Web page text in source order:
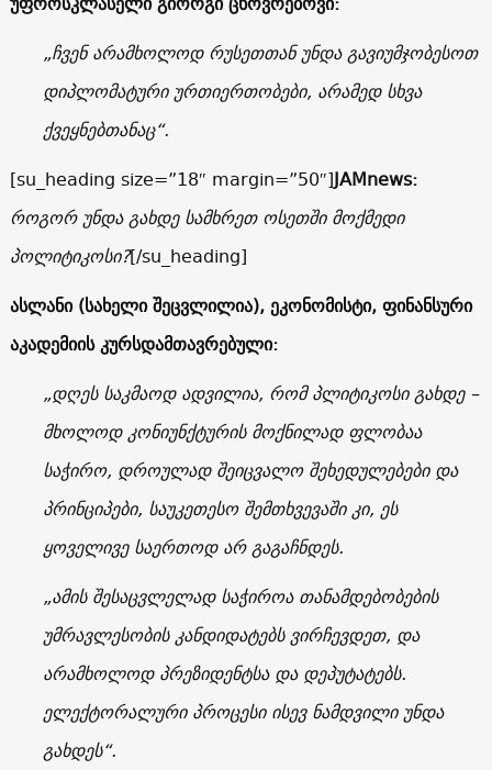
„ჩვენ არამხოლოდ რუსეთთან უნდა გავიუმჯობესოთ
დიპლომატური ურთიერთობები, არამედ სხვა
ქვეყნებთანაც“.
[su_heading size=”18″ margin=”50″]JAMnews:
როგორ უნდა გახდე სამხრეთ ოსეთში მოქმედი
პოლიტიკოსი?[/su_heading]
ასლანი(სახელი შეცვლილია),ეკონომისტი,ფინანსური
აკადემიის კურსდამთავრებული:
„დღეს საკმაოდ ადვილია, რომ პლიტიკოსი გახდე –
მხოლოდ კონიუნქტურის მოქნილად ფლობაა
საჭირო, დროულად შეიცვალო შეხედულებები და
პრინციპები, საუკეთესო შემთხვევაში კი, ეს
ყოველივე საერთოდ არ გაგაჩნდეს.
„ამის შესაცვლელად საჭიროა თანამდებობების
უმრავლესობის კანდიდატებს ვირჩევდეთ, და
არამხოლოდ პრეზიდენტსა და დეპუტატებს.
ელექტორალური პროცესი ისევ ნამდვილი უნდა
გახდეს“.